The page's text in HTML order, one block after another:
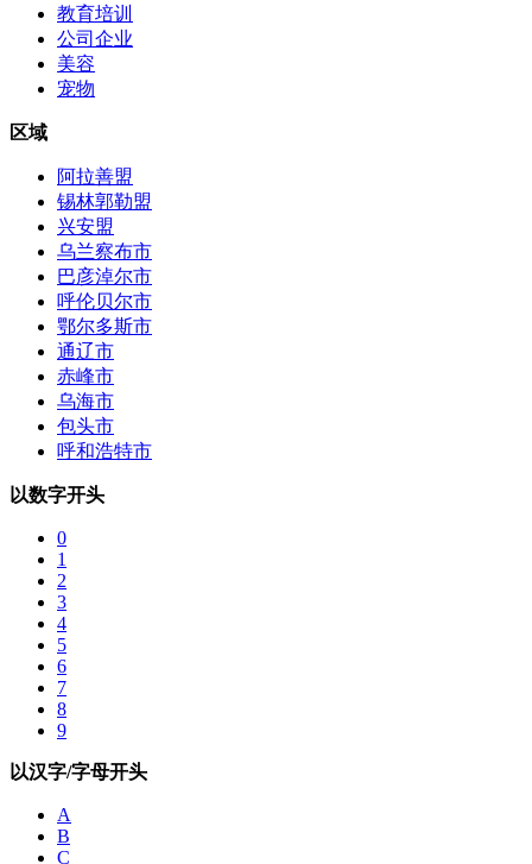
教育培训
公司企业
美容
宠物
区域
阿拉善盟
锡林郭勒盟
兴安盟
乌兰察布市
巴彦淖尔市
呼伦贝尔市
鄂尔多斯市
通辽市
赤峰市
乌海市
包头市
呼和浩特市
以数字开头
0
1
2
3
4
5
6
7
8
9
以汉字/字母开头
A
B
C